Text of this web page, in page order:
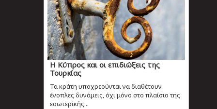
Η Κύπρος και οι επιδιώξεις της
Τουρκίας
Τα κράτη υποχρεούνται να διαθέτουν
ένοπλες δυνάμεις, όχι μόνο στο πλαίσιο της
εσωτερικής...